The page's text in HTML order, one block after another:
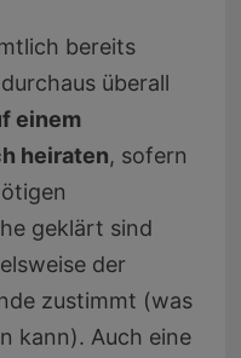
bereits
überall
einem
heiraten, sofern
geklärt sind
der
zustimmt (was
kann). Auch eine